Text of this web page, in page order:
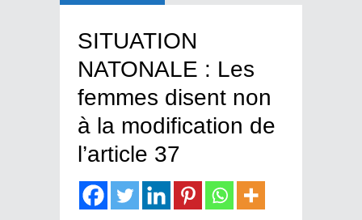
SITUATION
NATONALE : Les
femmes disent non
à la modification de
l’article 37